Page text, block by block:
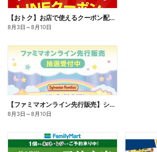
【おトク】お店で使えるクーポン配信中
8月3日 ～8月10日
【ファミマオンライン先行販売】シルバニアファミリー
8月3日 ～8月10日